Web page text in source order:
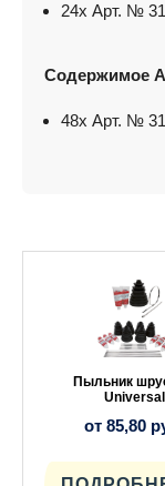
24x Арт. №
Содержимое
48x Арт. №
Пыльник
Universal
от85,80
вариаций.
выбрать
товара.